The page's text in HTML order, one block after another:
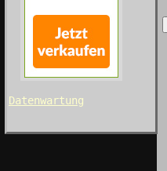
Datenwartung